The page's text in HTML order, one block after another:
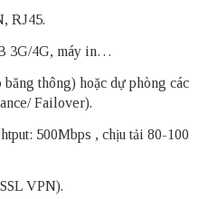
RJ45.
3G/4G, máy in…
thông) hoặc dự phòng các
Failover).
500Mbps , chịu tải 80-100
VPN).